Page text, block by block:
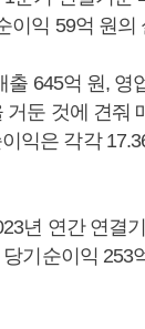
이익 59억 원의
출 645억 원, 영
거둔 것에 견줘
익은 각각
년 연간 연결
기순이익 253